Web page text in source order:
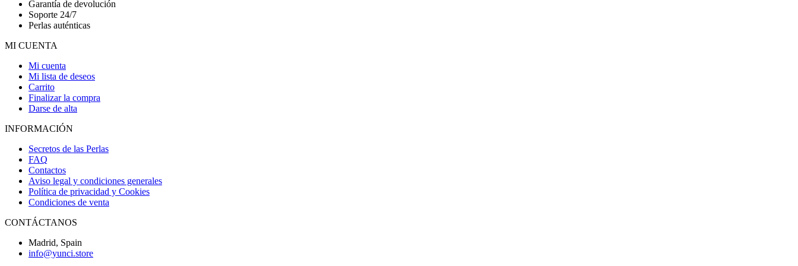
Garantía de devolución
Soporte 24/7
Perlas auténticas
MI CUENTA
Mi cuenta
Mi lista de deseos
Carrito
Finalizar la compra
Darse de alta
INFORMACIÓN
Secretos de las Perlas
FAQ
Contactos
Aviso legal y condiciones generales
Política de privacidad y Cookies
Condiciones de venta
CONTÁCTANOS
Madrid, Spain
info@yunci.store